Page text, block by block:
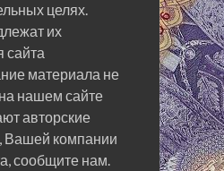
целях.
их
сайта
материала не
нашем сайте
авторские
Вашей компании
сообщите нам.